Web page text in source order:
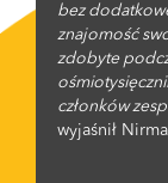
bez
znajomość
zdobyte
członków
wyjaśnił